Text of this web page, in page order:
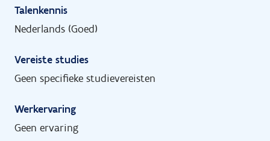
Talenkennis
Nederlands (Goed)
Vereiste studies
Geen specifieke studievereisten
Werkervaring
Geen ervaring